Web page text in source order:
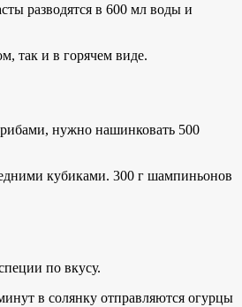
разводятся в 600 мл воды и
так и в горячем виде.
нужно нашинковать 500
кубиками. 300 г шампиньонов
по вкусу.
в солянку отправляются огурцы